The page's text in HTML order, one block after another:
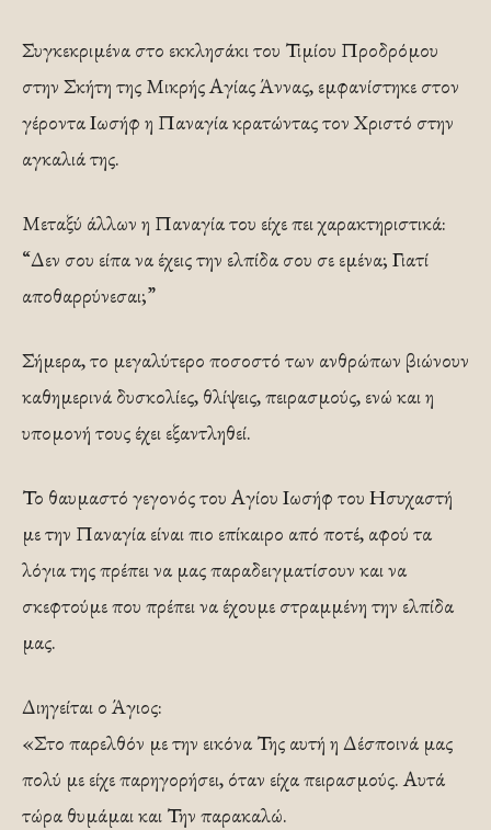
Συγκεκριμένα στο εκκλησάκι του Τιμίου Προδρόμου
στην Σκήτη της Μικρής Αγίας Άννας, εμφανίστηκε στον
γέροντα Ιωσήφ η Παναγία κρατώντας τον Χριστό στην
αγκαλιά της.
Μεταξύ άλλων η Παναγία του είχε πει χαρακτηριστικά:
“Δεν σου είπα να έχεις την ελπίδα σου σε εμένα; Γιατί
αποθαρρύνεσαι;”
Σήμερα, το μεγαλύτερο ποσοστό των ανθρώπων βιώνουν
καθημερινά δυσκολίες, θλίψεις, πειρασμούς, ενώ και η
υπομονή τους έχει εξαντληθεί.
Το θαυμαστό γεγονός του Αγίου Ιωσήφ του Ησυχαστή
με την Παναγία είναι πιο επίκαιρο από ποτέ, αφού τα
λόγια της πρέπει να μας παραδειγματίσουν και να
σκεφτούμε που πρέπει να έχουμε στραμμένη την ελπίδα
μας.
Διηγείται ο Άγιος:
«Στο παρελθόν με την εικόνα Της αυτή η Δέσποινά μας
πολύ με είχε παρηγορήσει, όταν είχα πειρασμούς. Αυτά
τώρα θυμάμαι και Την παρακαλώ.